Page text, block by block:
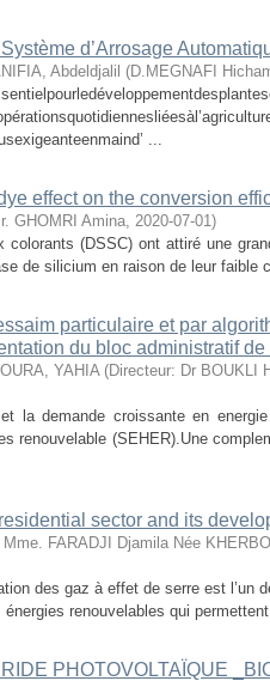
d’Arrosage
Abdeldjalil (D.MEGNAFI
...
effect on the conversion
GHOMRI Amina, 2020-07-01)
colorants (DSSC) ont attiré une
de silicium en raison de leur faible
particulaire et par
du bloc administratif
YAHIA (Directeur: Dr BOUKLI
la demande croissante en
renouvelable (SEHER).Une
sector and its
Mme. FARADJI Djamila Née
des gaz à effet de serre est l’un
renouvelables qui
PHOTOVOLTAÏQUE